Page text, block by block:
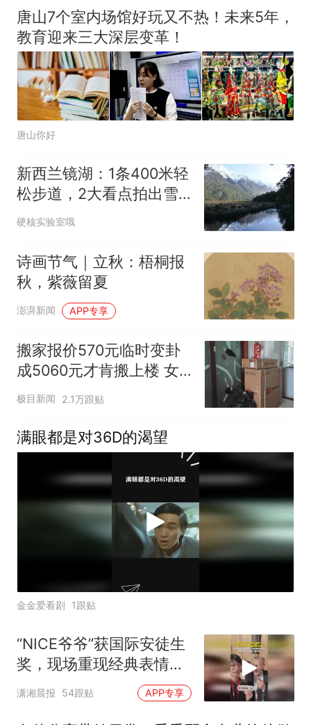
唐山7个室内场馆好玩又不热！未来5年，
教育迎来三大深层变革！
唐山你好
新西兰镜湖：1条400米轻
松步道，2大看点拍出雪
山倒影
硬核实验室哦
诗画节气｜立秋：梧桐报
秋，紫薇留夏
澎湃新闻 APP专享
搬家报价570元临时变卦
成5060元才肯搬上楼 女
子傻眼
极目新闻 2.1万跟贴
满眼都是对36D的渴望
金金爱看剧 1跟贴
“NICE爷爷”获国际安徒生
奖，现场重现经典表情
包，向中国粉丝问好
潇湘晨报 54跟贴 APP专享